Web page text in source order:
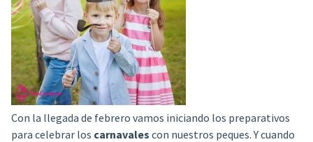
Con la llegada de febrero vamos iniciando los preparativos
para celebrar los carnavales con nuestros peques. Y cuando